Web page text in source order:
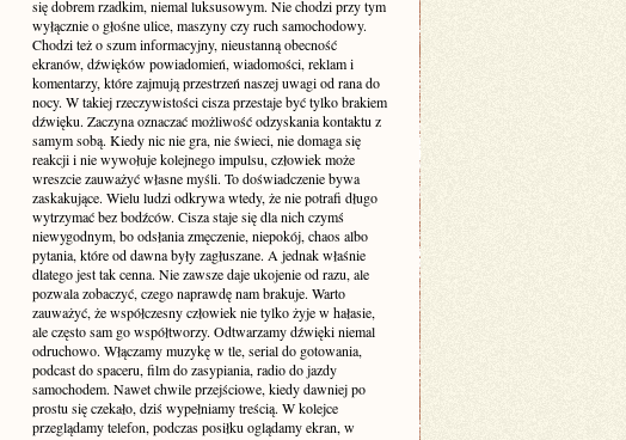
się dobrem rzadkim, niemal luksusowym. Nie chodzi przy tym
wyłącznie o głośne ulice, maszyny czy ruch samochodowy.
Chodzi też o szum informacyjny, nieustanną obecność
ekranów, dźwięków powiadomień, wiadomości, reklam i
komentarzy, które zajmują przestrzeń naszej uwagi od rana do
nocy. W takiej rzeczywistości cisza przestaje być tylko brakiem
dźwięku. Zaczyna oznaczać możliwość odzyskania kontaktu z
samym sobą. Kiedy nic nie gra, nie świeci, nie domaga się
reakcji i nie wywołuje kolejnego impulsu, człowiek może
wreszcie zauważyć własne myśli. To doświadczenie bywa
zaskakujące. Wielu ludzi odkrywa wtedy, że nie potrafi długo
wytrzymać bez bodźców. Cisza staje się dla nich czymś
niewygodnym, bo odsłania zmęczenie, niepokój, chaos albo
pytania, które od dawna były zagłuszane. A jednak właśnie
dlatego jest tak cenna. Nie zawsze daje ukojenie od razu, ale
pozwala zobaczyć, czego naprawdę nam brakuje. Warto
zauważyć, że współczesny człowiek nie tylko żyje w hałasie,
ale często sam go współtworzy. Odtwarzamy dźwięki niemal
odruchowo. Włączamy muzykę w tle, serial do gotowania,
podcast do spaceru, film do zasypiania, radio do jazdy
samochodem. Nawet chwile przejściowe, kiedy dawniej po
prostu się czekało, dziś wypełniamy treścią. W kolejce
przeglądamy telefon, podczas posiłku oglądamy ekran, w